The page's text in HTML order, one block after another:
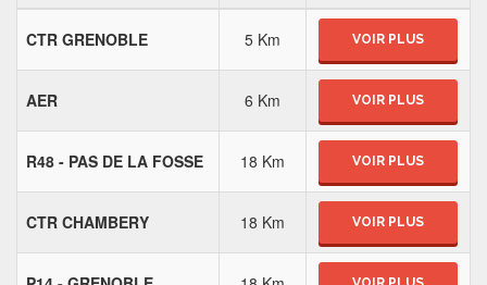
CTR GRENOBLE 5 Km VOIR PLUS
AER 6 Km VOIR PLUS
R48 - PAS DE LA FOSSE 18 Km VOIR PLUS
CTR CHAMBERY 18 Km VOIR PLUS